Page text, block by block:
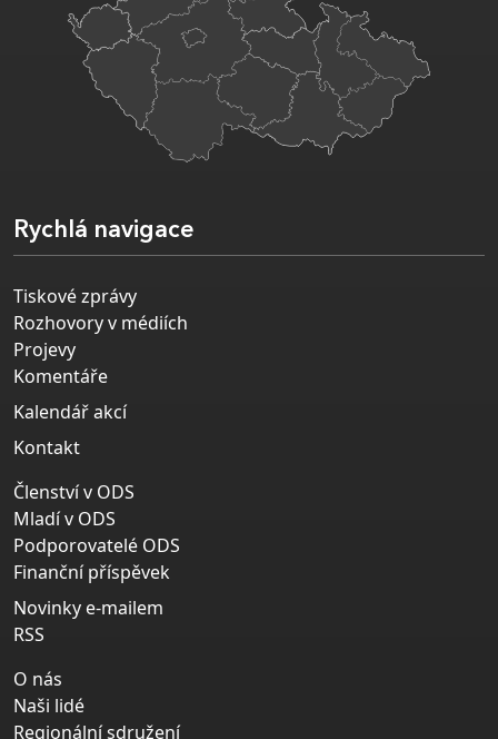
Rychlá navigace
Tiskové zprávy
Rozhovory v médiích
Projevy
Komentáře
Kalendář akcí
Kontakt
Členství v ODS
Mladí v ODS
Podporovatelé ODS
Finanční příspěvek
Novinky e-mailem
RSS
O nás
Naši lidé
Regionální sdružení